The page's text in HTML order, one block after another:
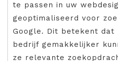
te passen in uw
geoptimaliseerd voor
Google. Dit betekent
bedrijf gemakkelijker
ze relevante